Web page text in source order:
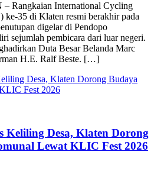
Rangkaian International Cycling
35 di Klaten resmi berakhir pada
digelar di Pendopo
sejumlah pembicara dari luar negeri.
Duta Besar Belanda Marc
H.E. Ralf Beste. […]
Keliling Desa, Klaten Dorong
Lewat KLIC Fest 2026